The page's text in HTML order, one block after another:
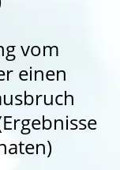
vom
einen